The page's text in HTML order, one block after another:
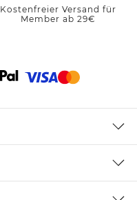
Kostenfreier Versand für
Member ab 29€